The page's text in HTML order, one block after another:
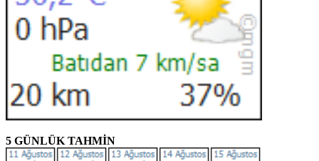
5 GÜNLÜK TAHMİN